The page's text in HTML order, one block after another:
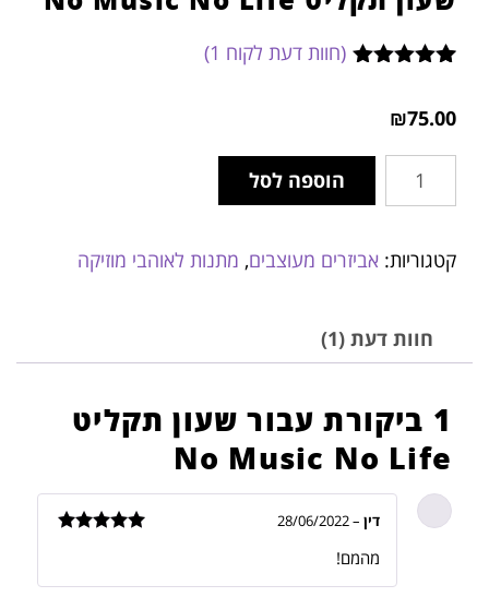
מבוסס על
לקוחות
(חוות דעת לקוח 1
)
₪75.00
הוספה לסל
קטגוריות: אביזרים מעוצבים, מתנות לאוהבי מוזיקה
חוות דעת (1)
1 ביקורת עבור
שעון תקליט
No Music No Life
דין –
28/06/2022
מהמם!